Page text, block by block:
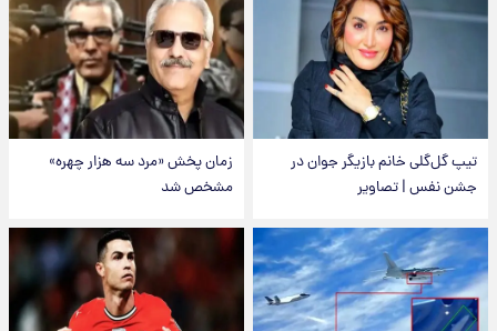
تیپ گل‌گلی خانم بازیگر جوان در
جشن نفس | تصاویر
زمان پخش «مرد سه هزار چهره»
مشخص شد